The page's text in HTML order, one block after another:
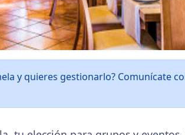
y quieres gestionarlo? Comunícate